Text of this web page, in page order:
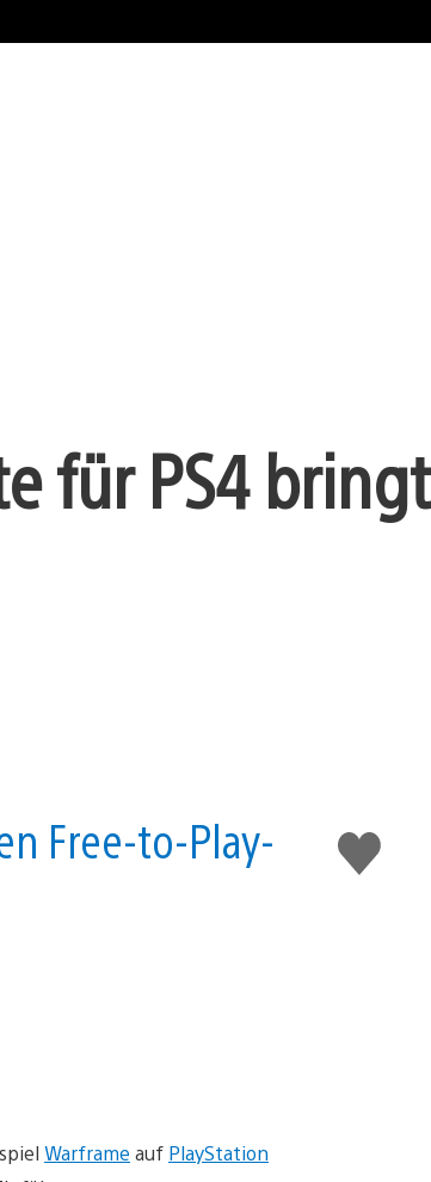
für PS4 bringt
Gefällt
mir
Free-to-Play-
Warframe auf PlayStation